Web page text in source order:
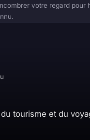
votre regard pour
tourisme et du